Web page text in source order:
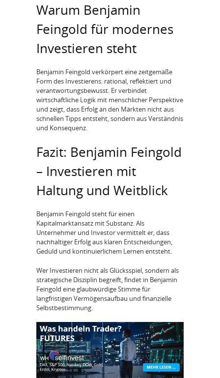
Warum Benjamin
Feingold für modernes
Investieren steht
Benjamin Feingold verkörpert eine zeitgemäße
Form des Investierens: rational, reflektiert und
verantwortungsbewusst. Er verbindet
wirtschaftliche Logik mit menschlicher Perspektive
und zeigt, dass Erfolg an den Märkten nicht aus
schnellen Tipps entsteht, sondern aus Verständnis
und Konsequenz.
Fazit: Benjamin Feingold
– Investieren mit
Haltung und Weitblick
Benjamin Feingold steht für einen
Kapitalmarktansatz mit Substanz. Als
Unternehmer und Investor vermittelt er, dass
nachhaltiger Erfolg aus klaren Entscheidungen,
Geduld und kontinuierlichem Lernen entsteht.
Wer Investieren nicht als Glücksspiel, sondern als
strategische Disziplin begreift, findet in Benjamin
Feingold eine glaubwürdige Stimme für
langfristigen Vermögensaufbau und finanzielle
Selbstbestimmung.